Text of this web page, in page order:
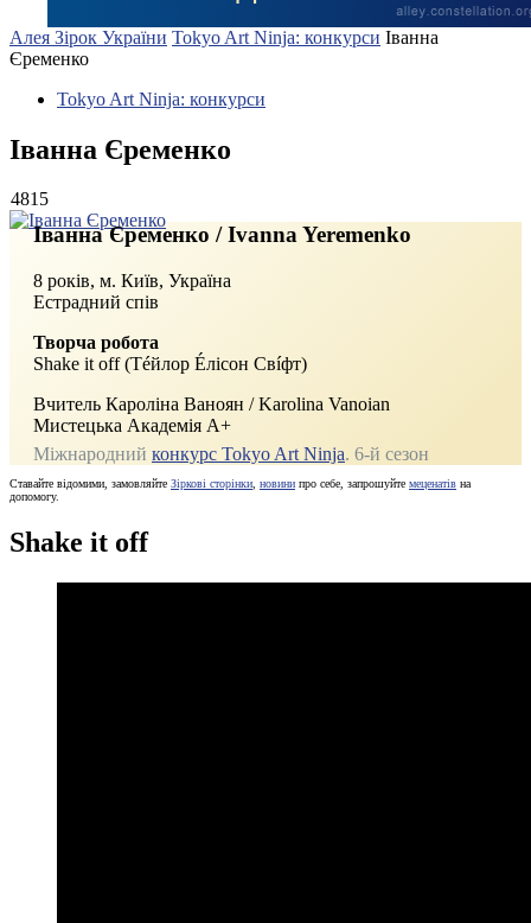
Алея Зірок України Tokyo Art Ninja: конкурси Іванна
Єременко
Tokyo Art Ninja: конкурси
Іванна Єременко
4815
Іванна Єременко / Ivanna Yeremenko
8 років, м. Київ, Україна
Естрадний спів
Творча робота
Shake it off (Тéйлор Éлісон Свíфт)
Вчитель Кароліна Ваноян / Karolina Vanoian
Мистецька Академія А+
Міжнародний конкурс Tokyo Art Ninja. 6‑й сезон
Ставайте відомими, замовляйте Зіркові сторінки новини про себе, запрошуйте меценатів на
допомогу.
Shake it off